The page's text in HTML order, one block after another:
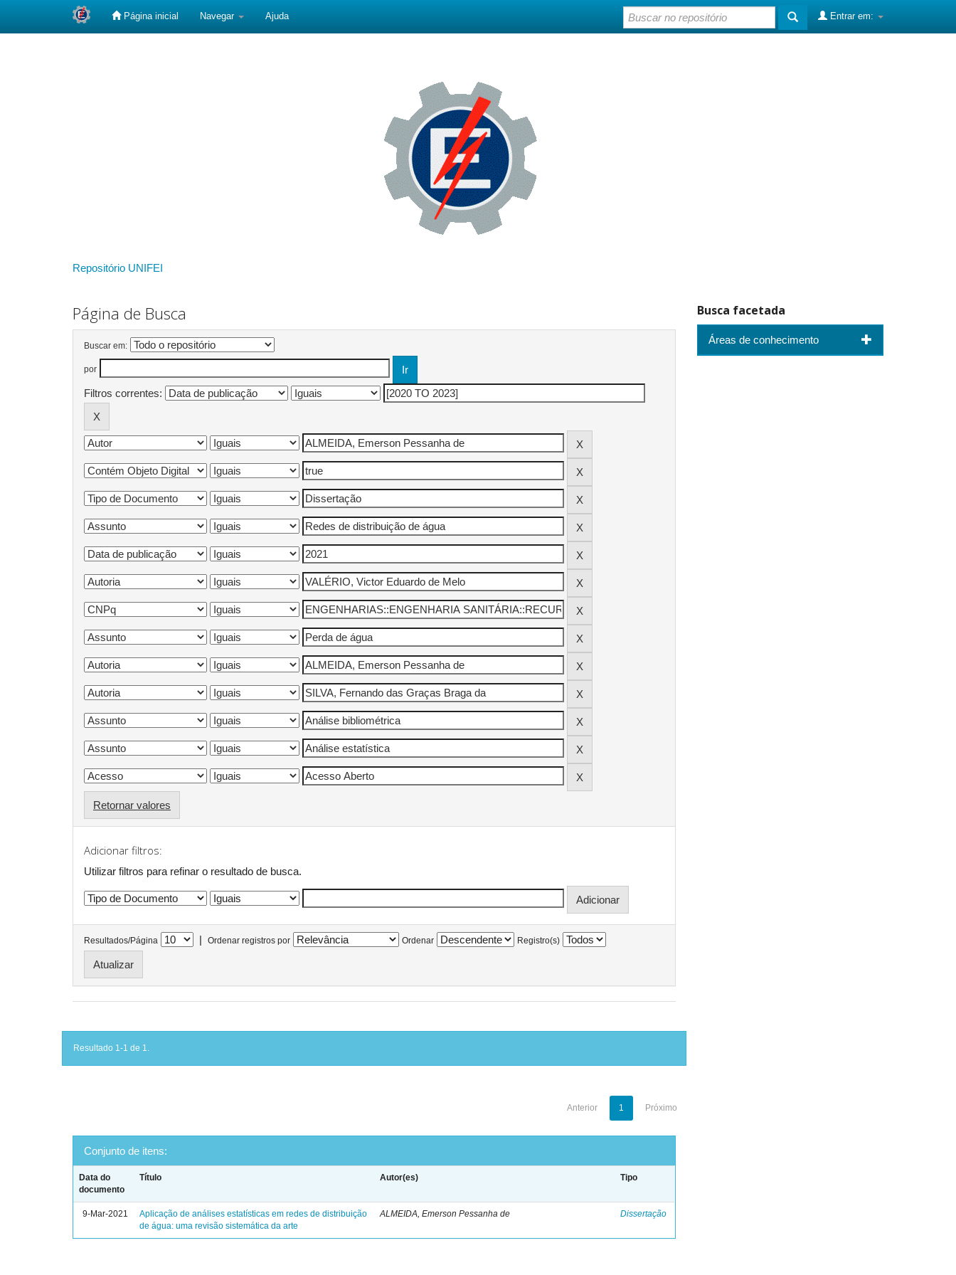
Página inicial Navegar Ajuda Entrar em:
Repositório UNIFEI
Página de Busca
Buscar em:
por
Filtros correntes:
Retornar valores
Adicionar filtros:
Utilizar filtros para refinar o resultado de busca.
Resultados/Página | Ordenar registros por Ordenar Registro(s)
Resultado 1-1 de 1.
Anterior 1 Próximo
Conjunto de itens:
Data do
documento
Título Autor(es) Tipo
9-Mar-2021
Aplicação de análises estatísticas em redes de distribuição
de água: uma revisão sistemática da arte
ALMEIDA, Emerson Pessanha de Dissertação
Busca facetada
Áreas de conhecimento